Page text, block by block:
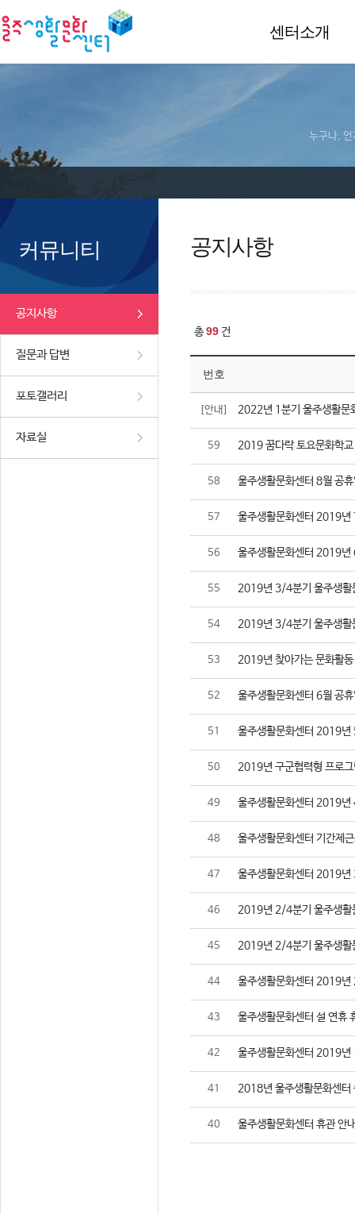
센터소개
누구나, 언
커뮤니티
공지사항
질문과 답변
포토갤러리
자료실
공지사항
총99 건
번호
[안내] 2022년 1분기 울주생활문
59 2019 꿈다락 토요문화학
58 울주생활문화센터 8월 공
57 울주생활문화센터 2019년
56 울주생활문화센터 2019년
55 2019년 3/4분기 울주생활
54 2019년 3/4분기 울주생활
53 2019년 찾아가는 문화활
52 울주생활문화센터 6월 공
51 울주생활문화센터 2019년
50 2019년 구군협력형 프로
49 울주생활문화센터 2019년
48 울주생활문화센터 기간제
47 울주생활문화센터 2019년
46 2019년 2/4분기 울주생활
45 2019년 2/4분기 울주생활
44 울주생활문화센터 2019년
43 울주생활문화센터 설 연휴
42 울주생활문화센터 2019년
41 2018년 울주생활문화센터
40 울주생활문화센터 휴관 안